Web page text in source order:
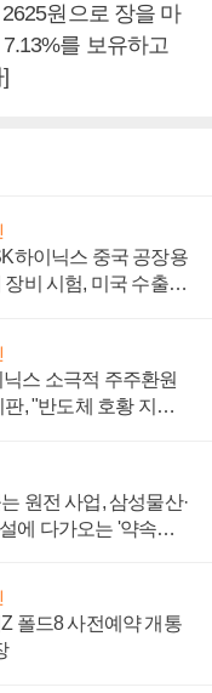
원으로 장을 마
를 보유하고
하이닉스 중국 공장용
비 시험, 미국 수출통
스 소극적 주주환원
, "반도체 호황 지속
원전 사업, 삼성물산·
에 다가오는 '약속의
폴드8 사전예약 개통